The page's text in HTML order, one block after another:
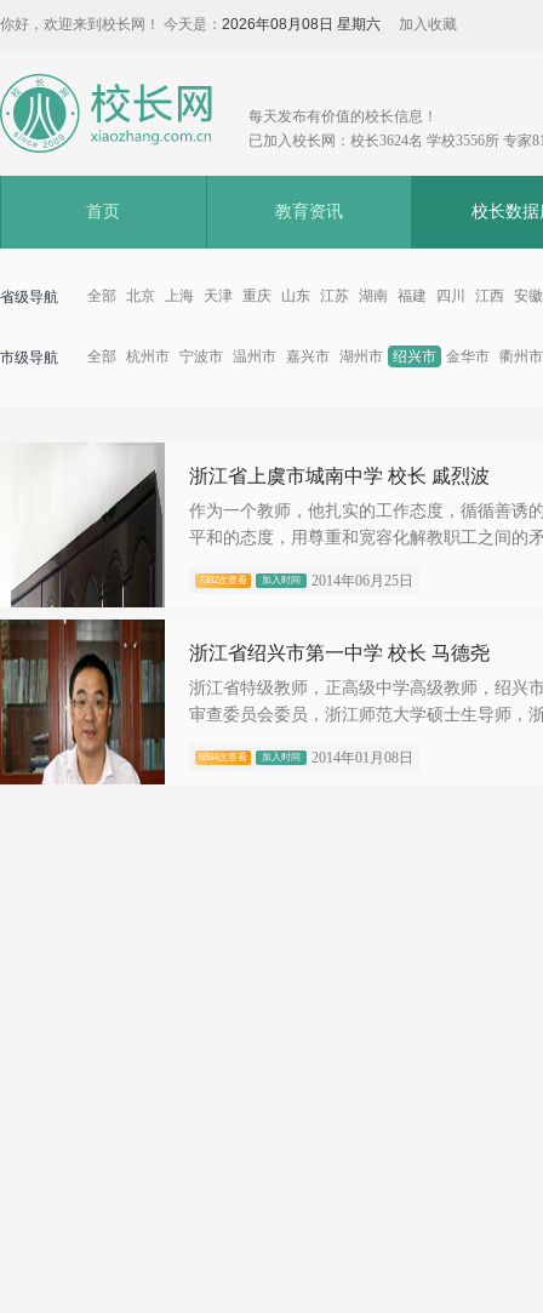
你好，欢迎来到校长网！ 今天是： 2026年08月08日 星期六 加入收藏
每天发布有价值的校长信息！
已加入校长网：校长3624名 学校3556所 专家
首页 教育资讯 校长数据
省级导航 全部 北京 上海 天津 重庆 山东 江苏 湖南 福建 四川 江西 安徽
市级导航 全部 杭州市 宁波市 温州市 嘉兴市 湖州市 绍兴市 金华市 衢州市
浙江省上虞市城南中学 校长 戚烈波
作为一个教师，他扎实的工作态度，循循善诱
平和的态度，用尊重和宽容化解教职工之间的
7382次查看 加入时间 2014年06月25日
浙江省绍兴市第一中学 校长 马德尧
浙江省特级教师，正高级中学高级教师，绍兴
审查委员会委员，浙江师范大学硕士生导师，
6684次查看 加入时间 2014年01月08日